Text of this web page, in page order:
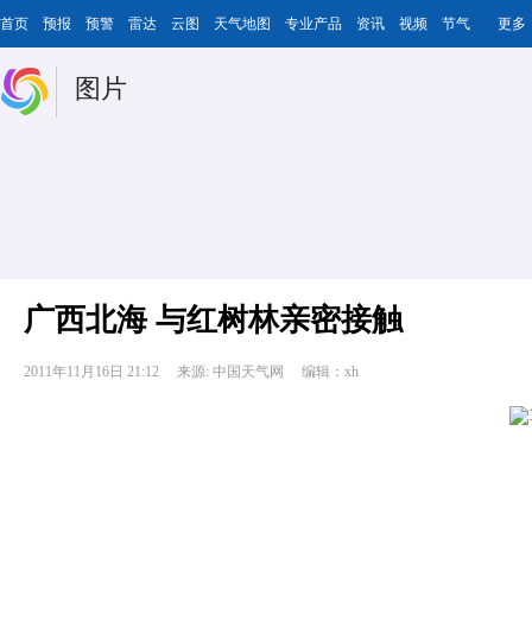
首页 预报 预警 雷达 云图 天气地图 专业产品 资讯 视频 节气 更多
图片
广西北海 与红树林亲密接触
2011年11月16日 21:12 来源: 中国天气网 编辑：xh